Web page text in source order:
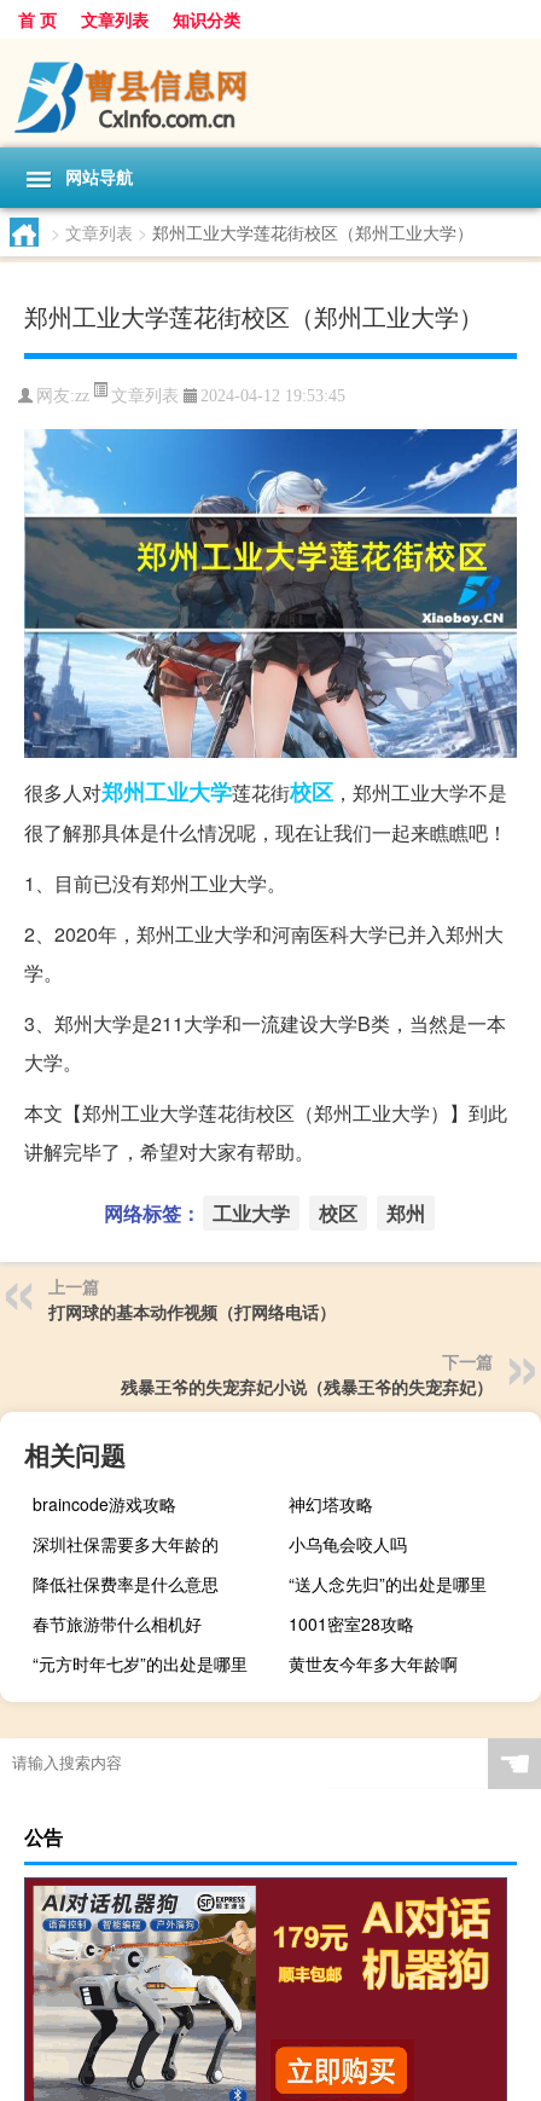
首 页 文章列表 知识分类
网站导航
> 文章列表 > 郑州工业大学莲花街校区（郑州工业大学）
郑州工业大学莲花街校区（郑州工业大学）
网友:zz 文章列表 2024-04-12 19:53:45
很多人对郑州工业大学莲花街校区 ，郑州工业大学不是
很了解那具体是什么情况呢，现在让我们一起来瞧瞧吧！
1、目前已没有郑州工业大学。
2、2020年，郑州工业大学和河南医科大学已并入郑州大
学。
3、郑州大学是211大学和一流建设大学B类，当然是一本
大学。
本文【郑州工业大学莲花街校区（郑州工业大学）】到此
讲解完毕了，希望对大家有帮助。
网络标签： 工业大学 校区 郑州
上一篇
打网球的基本动作视频（打网络电话）
下一篇
残暴王爷的失宠弃妃小说（残暴王爷的失宠弃妃）
相关问题
braincode游戏攻略
神幻塔攻略
深圳社保需要多大年龄的
小乌龟会咬人吗
降低社保费率是什么意思
“送人念先归”的出处是哪里
春节旅游带什么相机好
1001密室28攻略
“元方时年七岁”的出处是哪里
黄世友今年多大年龄啊
☚
公告